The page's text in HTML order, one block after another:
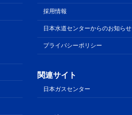
採用情報
日本水道センターからのお知らせ
プライバシーポリシー
関連サイト
日本ガスセンター